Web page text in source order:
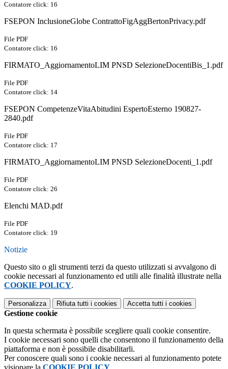
Contatore click: 16
FSEPON InclusioneGlobe ContrattoFigAggBertonPrivacy.pdf
File PDF
Contatore click: 16
FIRMATO_AggiornamentoLIM PNSD SelezioneDocentiBis_1.pdf
File PDF
Contatore click: 14
FSEPON CompetenzeVitaAbitudini EspertoEsterno 190827-
2840.pdf
File PDF
Contatore click: 17
FIRMATO_AggiornamentoLIM PNSD SelezioneDocenti_1.pdf
File PDF
Contatore click: 26
Elenchi MAD.pdf
File PDF
Contatore click: 19
Notizie
Questo sito o gli strumenti terzi da questo utilizzati si avvalgono di
cookie necessari al funzionamento ed utili alle finalità illustrate nella
COOKIE POLICY.
Personalizza Rifiuta tutti i cookies Accetta tutti i cookies
Gestione cookie
In questa schermata è possibile scegliere quali cookie consentire.
I cookie necessari sono quelli che consentono il funzionamento della
piattaforma e non è possibile disabilitarli.
Per conoscere quali sono i cookie necessari al funzionamento potete